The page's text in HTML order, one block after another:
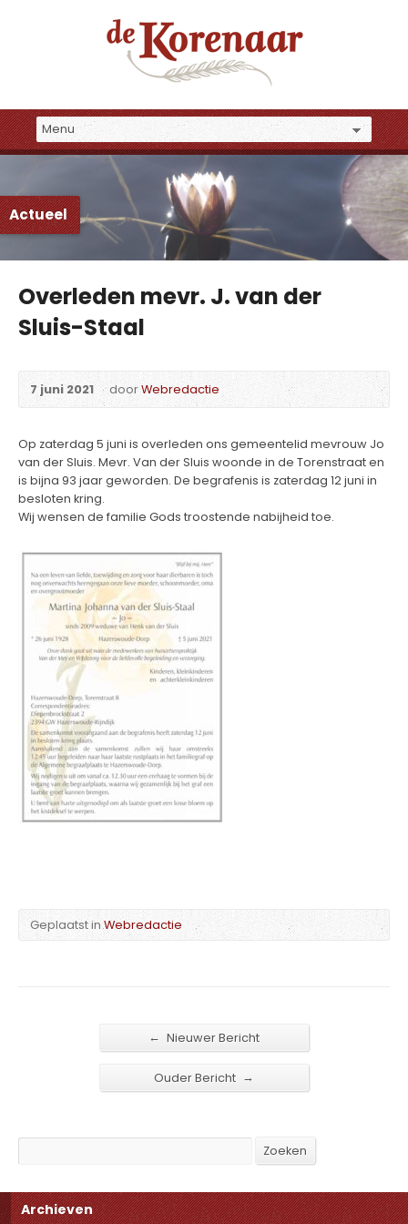
Actueel
Overleden mevr. J. van der
Sluis-Staal
7 juni 2021 doorWebredactie
Op zaterdag 5 juni is overleden ons gemeentelid mevrouw Jo
van der Sluis. Mevr. Van der Sluis woonde in de Torenstraat en
is bijna 93 jaar geworden. De begrafenis is zaterdag 12 juni in
besloten kring.
Wij wensen de familie Gods troostende nabijheid toe.
Geplaatst inWebredactie
← Nieuwer Bericht
Ouder Bericht →
Zoeken
Archieven